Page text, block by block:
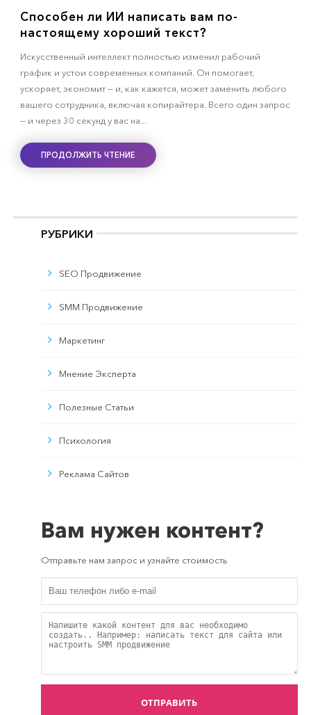
Способен ли ИИ написать вам по-
настоящему хороший текст?
Искусственный интеллект полностью изменил рабочий
график и устои современных компаний. Он помогает,
ускоряет, экономит — и, как кажется, может заменить любого
вашего сотрудника, включая копирайтера. Всего один запрос
— и через 30 секунд у вас на...
ПРОДОЛЖИТЬ ЧТЕНИЕ
РУБРИКИ
SEO Продвижение
SMM Продвижение
Маркетинг
Мнение Эксперта
Полезные Статьи
Психология
Реклама Сайтов
Вам нужен контент?
Отправьте нам запрос и узнайте стоимость